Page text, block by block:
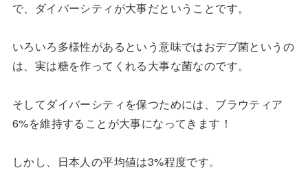
で、ダイバーシティが大事だということです。
いろいろ多様性があるという意味ではおデブ菌というの
は、実は糖を作ってくれる大事な菌なのです。
そしてダイバーシティを保つためには、ブラウティア
6%を維持することが大事になってきます！
しかし、日本人の平均値は3%程度です。